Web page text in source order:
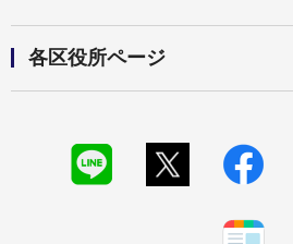
各区役所ページ